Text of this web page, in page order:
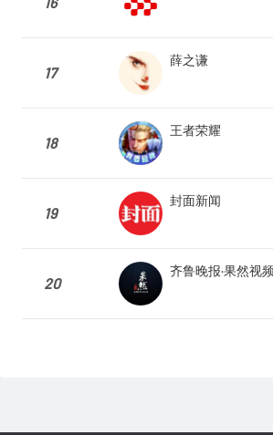
17
薛之谦
18
王者荣耀
19
封面新闻
20
齐鲁晚报·果然视